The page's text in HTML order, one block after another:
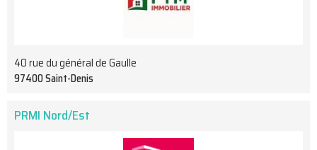
40 rue du général de Gaulle
97400 Saint-Denis
PRMI Nord/Est